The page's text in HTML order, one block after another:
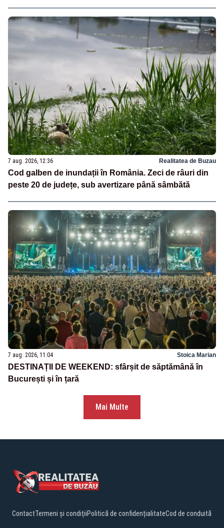
7 aug. 2026, 12:36 Realitatea de Buzau
Cod galben de inundații în România. Zeci de râuri din
peste 20 de județe, sub avertizare până sâmbătă
7 aug. 2026, 11:04 Stoica Marian
DESTINAȚII DE WEEKEND: sfârșit de săptămână în
București și în țară
Mai Multe
ContactTermeni și condițiiPolitică de confidențialitateCod de conduită